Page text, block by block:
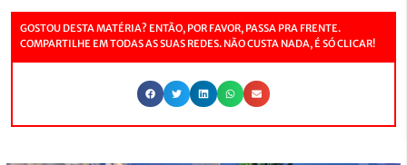
GOSTOU DESTA MATÉRIA? ENTÃO, POR FAVOR, PASSA PRA FRENTE.
COMPARTILHE EM TODAS AS SUAS REDES. NÃO CUSTA NADA, É SÓ CLICAR!